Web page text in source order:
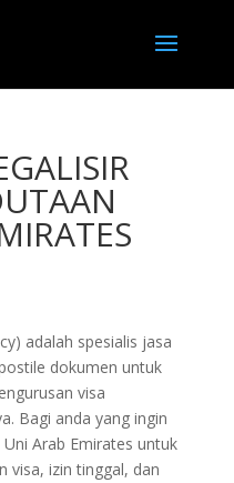
adalah spesialis jasa
dokumen untuk
visa
Bagi anda yang ingin
Arab Emirates untuk
visa, izin tinggal, dan